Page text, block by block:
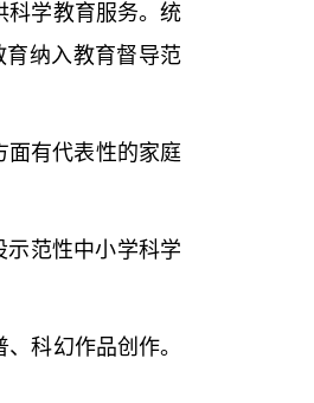
学教育服务。统
纳入教育督导范
有代表性的家庭
范性中小学科学
科幻作品创作。